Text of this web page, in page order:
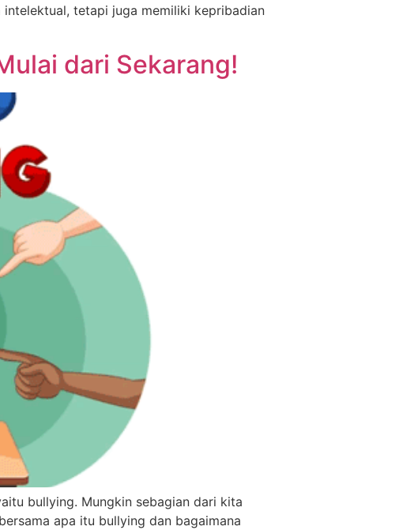
tetapi juga memiliki kepribadian
dari Sekarang!
bullying. Mungkin sebagian dari kita
apa itu bullying dan bagaimana